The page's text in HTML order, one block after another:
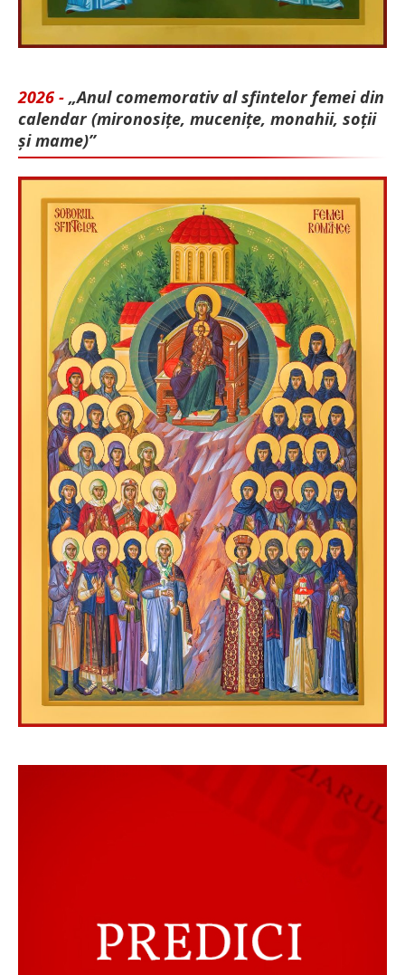
2026 - „Anul comemorativ al sfintelor femei din
calendar (mironosițe, mu­cenițe, monahii, soții
și mame)”